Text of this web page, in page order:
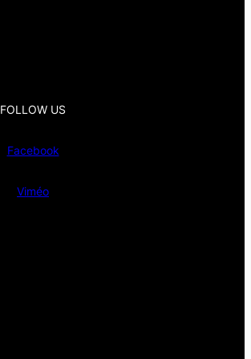
FOLLOW US
Facebook
Viméo